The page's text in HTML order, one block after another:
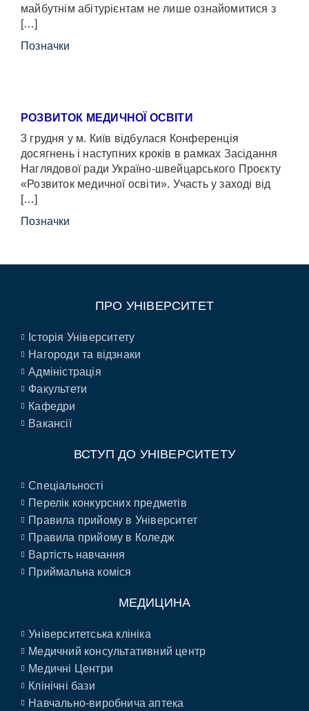
майбутнім абітурієнтам не лише ознайомитися з
[…]
Позначки
РОЗВИТОК МЕДИЧНОЇ ОСВІТИ
3 грудня у м. Київ відбулася Конференція
досягнень і наступних кроків в рамках Засідання
Наглядової ради Україно-швейцарського Проєкту
«Розвиток медичної освіти». Участь у заході від
[…]
Позначки
ПРО УНІВЕРСИТЕТ
Історія Університету
Нагороди та відзнаки
Адміністрація
Факультети
Кафедри
Вакансії
ВСТУП ДО УНІВЕРСИТЕТУ
Спеціальності
Перелік конкурсних предметів
Правила прийому в Університет
Правила прийому в Коледж
Вартість навчання
Приймальна коміся
МЕДИЦИНА
Університетська клініка
Медичний консультативний центр
Медичні Центри
Клінічні бази
Навчально-виробнича аптека